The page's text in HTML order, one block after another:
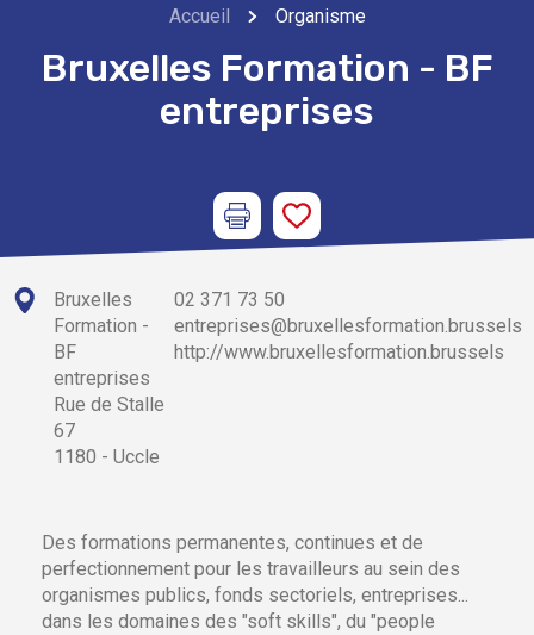
Accueil Organisme
Bruxelles Formation - BF
entreprises
Bruxelles
Formation -
BF
entreprises
Rue de Stalle
67
1180 - Uccle
02 371 73 50
entreprises@bruxellesformation.brussels
http://www.bruxellesformation.brussels
Des formations permanentes, continues et de
perfectionnement pour les travailleurs au sein des
organismes publics, fonds sectoriels, entreprises...
dans les domaines des "soft skills", du "people